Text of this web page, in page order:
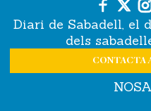
Diari de Sabadell, el
dels
CONTACTA